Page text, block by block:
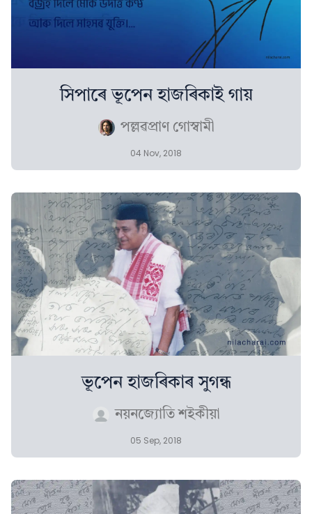
সিপাৰে ভূপেন হাজৰিকাই গায়
পল্লৱপ্ৰাণ গোস্বামী
04 Nov, 2018
ভূপেন হাজৰিকাৰ সুগন্ধ
নয়নজ্যোতি শইকীয়া
05 Sep, 2018